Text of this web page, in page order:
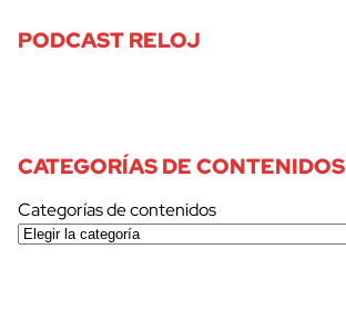
PODCAST RELOJ
CATEGORÍAS DE CONTENIDOS
Categorías de contenidos